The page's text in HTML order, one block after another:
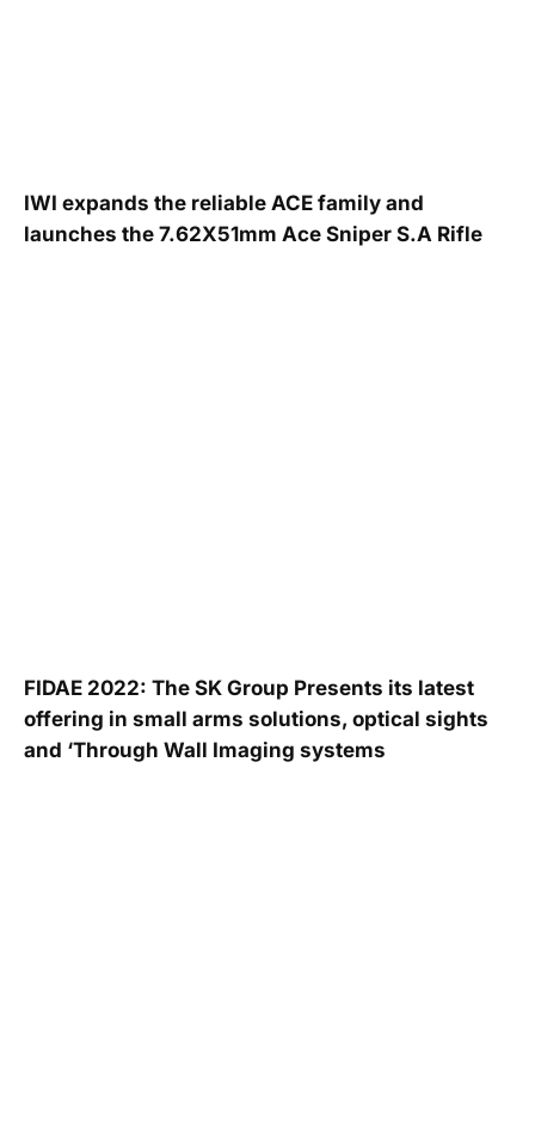
IWI expands the reliable ACE family and
launches the 7.62X51mm Ace Sniper S.A Rifle
FIDAE 2022: The SK Group Presents its latest
offering in small arms solutions, optical sights
and ‘Through Wall Imaging systems